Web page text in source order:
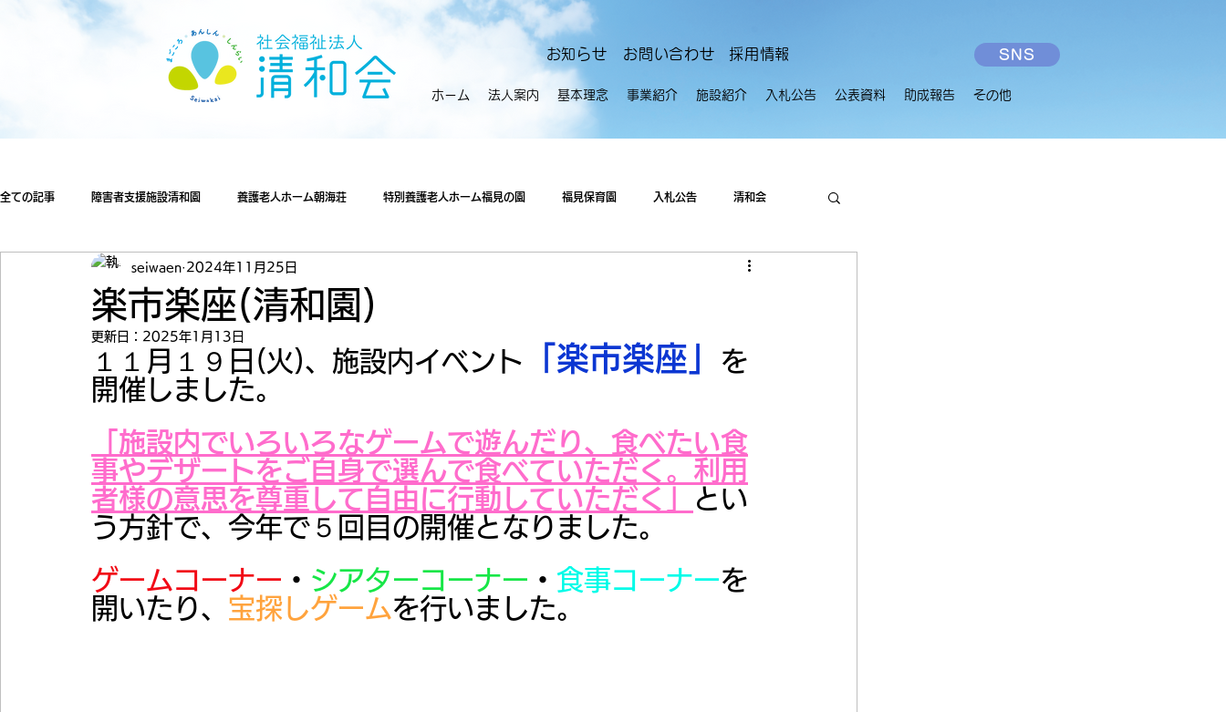
​お知らせ お問い合わせ 採用情報 SNS
ホーム 法人案内 基本理念 事業紹介 施設紹介 入札公告 公表資料 助成報告 その他
全ての記事 障害者支援施設清和園 養護老人ホーム朝海荘 特別養護老人ホーム福見の園 福見保育園 入札公告 清和会
楽市楽座(清和園)
seiwaen 2024年11月25日
更新日： 2025年1月13日
１１月１９日(火)、施設内イベント 「楽市楽座」
を
開催しました。
「施設内でいろいろなゲームで遊んだり、食べたい食
事やデザートをご自身で選んで食べていただく。利用
者様の意思を尊重して自由に行動していただく」
とい
う方針で、今年で５回目の開催となりました。
ゲームコーナー ・ シアターコーナー ・ 食事コーナーを
開いたり、 宝探しゲームを行いました。